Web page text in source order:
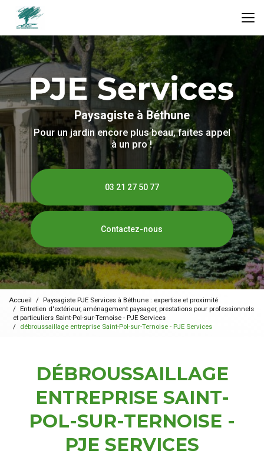
contenu
principal
Paysagiste à Béthune
Pour un jardin encore plus beau, faites appel
à un pro !
03 21 27 50 77
Contactez-nous
Accueil
Paysagiste PJE Services à Béthune : expertise et proximité
Entretien d'extérieur, aménagement paysager, prestations pour professionnels
et particuliers Saint-Pol-sur-Ternoise - PJE Services
débroussaillage entreprise Saint-Pol-sur-Ternoise - PJE Services
DÉBROUSSAILLAGE
ENTREPRISE SAINT-
POL-SUR-TERNOISE -
PJE SERVICES